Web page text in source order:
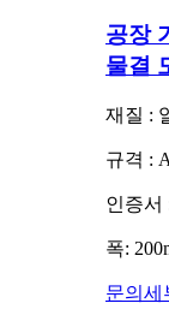
공장
물결
재질 :
규격 :
인증서
폭:
문의 세